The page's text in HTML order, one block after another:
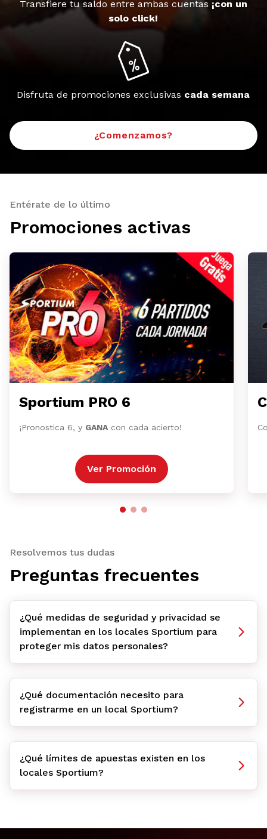
Transfiere tu saldo entre ambas cuentas ¡con un
solo click!
Disfruta de promociones exclusivas cada semana
¿Comenzamos?
Entérate de lo último
Promociones activas
Sportium PRO 6
¡Pronostica 6, y GANA con cada acierto!
Ver Promoción
Resolvemos tus dudas
Preguntas frecuentes
¿Qué medidas de seguridad y privacidad se
implementan en los locales Sportium para
proteger mis datos personales?
¿Qué documentación necesito para
registrarme en un local Sportium?
¿Qué límites de apuestas existen en los
locales Sportium?